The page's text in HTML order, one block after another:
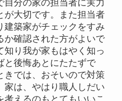
自分の家の担当者に実力
が大切です。また担当者
建築家がチェックをすみ
か確認された方がよいで
知り我が家もはやく知っ
と後悔あとにたたずで
きでは、おそいので対策
家は、やはり職人しだい
えるのもとてもいいこ